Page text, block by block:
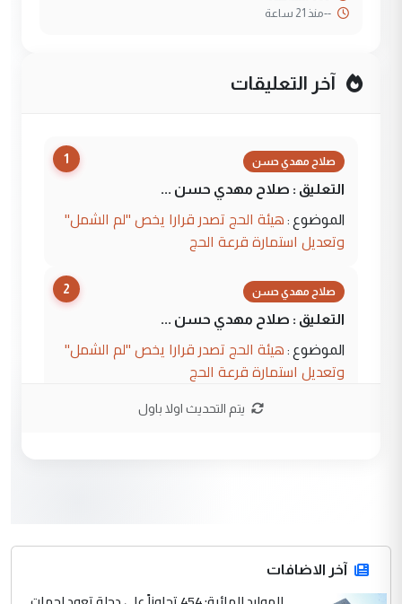
--منذ 21 ساعة
آخر التعليقات
1 صلاح مهدي حسن
التعليق : صلاح مهدي حسن ...
الموضوع : هيئة الحج تصدر قرارا يخص "لم الشمل"
وتعديل استمارة قرعة الحج
2 صلاح مهدي حسن
التعليق : صلاح مهدي حسن ...
الموضوع : هيئة الحج تصدر قرارا يخص "لم الشمل"
وتعديل استمارة قرعة الحج
المشترك لا تستهدف أية دولة ومفتوحة لانضمام
الدول الشقيقة
يتم التحديث اولا باول
آخر الاضافات